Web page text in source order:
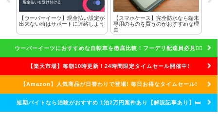
【ウーバーイーツ】現金払い設定が
出来ない時はサポートに連絡しよう
【スマホケース】完全防水なら端末
専用のものを買うのがおすすめな理
由
ウーバーイーツにおすすめな自転車を徹底比較！フーデリ配達員必見🚴‍♀️
【楽天市場】毎朝10時更新！24時間限定タイムセール開催中!
【Amazon】人気商品が日替わりで登場! 毎日お得なタイムセール!
短期バイトなら治験がおすすめ 1泊2万円案件あり【解説記事あり】🛏